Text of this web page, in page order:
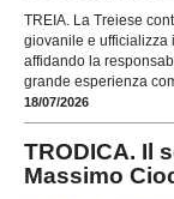
TREIA. La Treiese
giovanile e ufficializza
affidando la
grande esperienza
18/07/2026
TRODICA. Il
Massimo